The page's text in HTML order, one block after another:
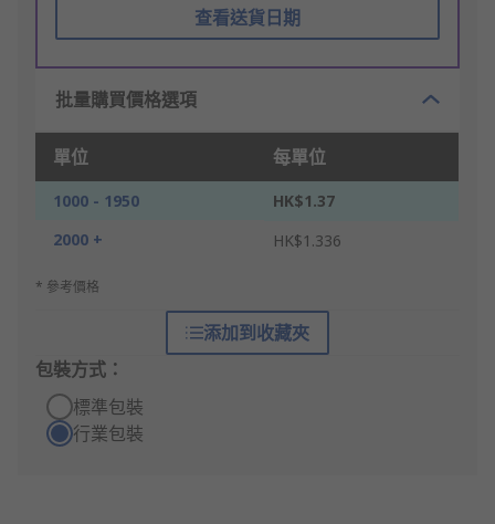
查看送貨日期
批量購買價格選項
單位 每單位
1000 - 1950
HK$1.37
2000 +
HK$1.336
* 參考價格
添加到收藏夾
包裝方式：
標準包裝
行業包裝